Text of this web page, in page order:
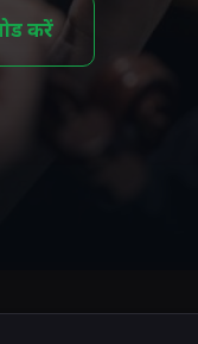
करें